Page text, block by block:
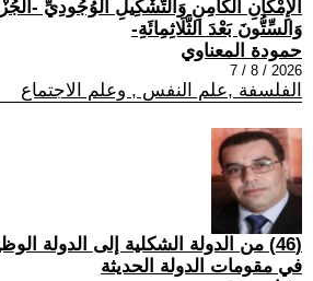
الْإِمْكَانِ الْكَامِنِ وَالتَّشْكِيلِ الْوُجُودِيِّ -
وَالسِّتُّونَ بَعْدَ الثَّلَاثِمِائَةِ-
حمودة المعناوي
2026 / 8 / 7
الفلسفة ,علم النفس , وعلم الاجتماع
(46) من الدولة الشكلية إلى الدولة
في مقومات الدولة الحديثة